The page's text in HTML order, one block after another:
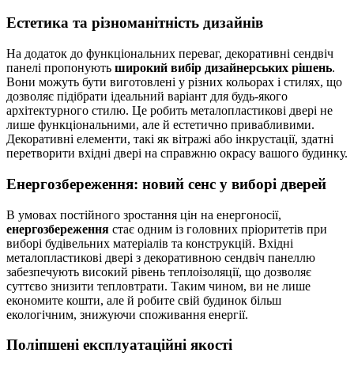
Естетика та різноманітність дизайнів
На додаток до функціональних переваг, декоративні сендвіч
панелі пропонують широкий вибір дизайнерських рішень.
Вони можуть бути виготовлені у різних кольорах і стилях, що
дозволяє підібрати ідеальний варіант для будь-якого
архітектурного стилю. Це робить металопластикові двері не
лише функціональними, але й естетично привабливими.
Декоративні елементи, такі як вітражі або інкрустації, здатні
перетворити вхідні двері на справжню окрасу вашого будинку.
Енергозбереження: новий сенс у виборі дверей
В умовах постійного зростання цін на енергоносії,
енергозбереження стає одним із головних пріоритетів при
виборі будівельних матеріалів та конструкцій. Вхідні
металопластикові двері з декоративною сендвіч панеллю
забезпечують високий рівень теплоізоляції, що дозволяє
суттєво знизити тепловтрати. Таким чином, ви не лише
економите кошти, але й робите свій будинок більш
екологічним, знижуючи споживання енергії.
Поліпшені експлуатаційні якості